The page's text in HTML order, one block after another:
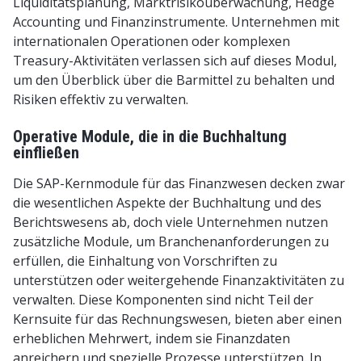
Accounting und Finanzinstrumente. Unternehmen mit
internationalen Operationen oder komplexen
Treasury-Aktivitäten verlassen sich auf dieses Modul,
um den Überblick über die Barmittel zu behalten und
Risiken effektiv zu verwalten.
Operative Module, die in die Buchhaltung
einfließen
Die SAP-Kernmodule für das Finanzwesen decken zwar
die wesentlichen Aspekte der Buchhaltung und des
Berichtswesens ab, doch viele Unternehmen nutzen
zusätzliche Module, um Branchenanforderungen zu
erfüllen, die Einhaltung von Vorschriften zu
unterstützen oder weitergehende Finanzaktivitäten zu
verwalten. Diese Komponenten sind nicht Teil der
Kernsuite für das Rechnungswesen, bieten aber einen
erheblichen Mehrwert, indem sie Finanzdaten